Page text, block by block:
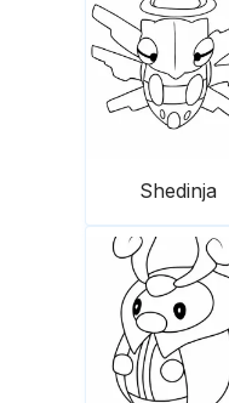
Shedinja